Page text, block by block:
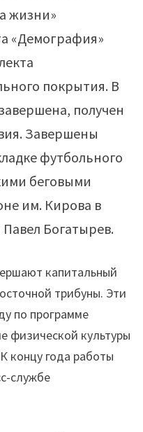
жизни»
«Демография»
покрытия. В
получен
Завершены
футбольного
беговыми
им. Кирова в
Павел Богатырев.
капитальный
трибуны. Эти
по программе
физической культуры
концу года работы
службе